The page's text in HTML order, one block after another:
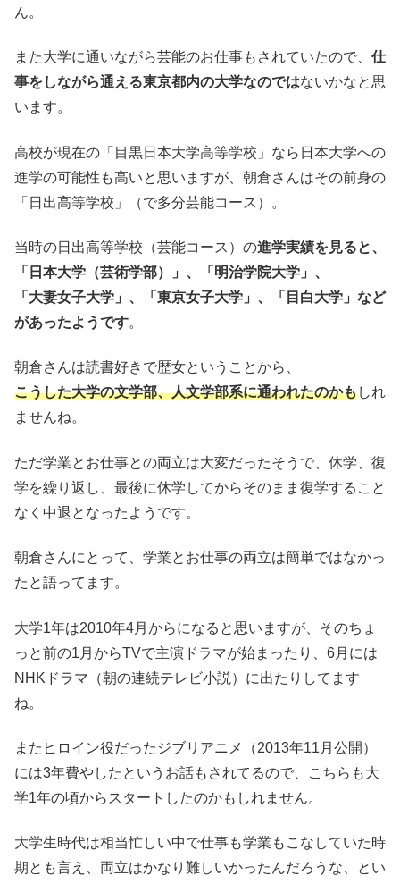
ん。
また大学に通いながら芸能のお仕事もされていたので、 仕
事をしながら通える東京都内の大学なのではないかなと思
います。
高校が現在の「目黒日本大学高等学校」なら日本大学への
進学の可能性も高いと思いますが、朝倉さんはその前身の
「日出高等学校」（で多分芸能コース）。
当時の日出高等学校（芸能コース）の進学実績を見ると、
「日本大学（芸術学部）」 、 「明治学院大学」 、
「大妻女子大学」 、 「東京女子大学」 、 「目白大学」 など
があったようです。
朝倉さんは読書好きで歴女ということから、
こうした大学の文学部、人文学部系に通われたのかもしれ
ませんね。
ただ学業とお仕事との両立は大変だったそうで、休学、復
学を繰り返し、最後に休学してからそのまま復学すること
なく中退となったようです。
朝倉さんにとって、学業とお仕事の両立は簡単ではなかっ
たと語ってます。
大学1年は2010年4月からになると思いますが、そのちょ
っと前の1月からTVで主演ドラマが始まったり、6月には
NHKドラマ（朝の連続テレビ小説）に出たりしてます
ね。
またヒロイン役だったジブリアニメ（2013年11月公開）
には3年費やしたというお話もされてるので、こちらも大
学1年の頃からスタートしたのかもしれません。
大学生時代は相当忙しい中で仕事も学業もこなしていた時
期とも言え、両立はかなり難しいかったんだろうな、とい